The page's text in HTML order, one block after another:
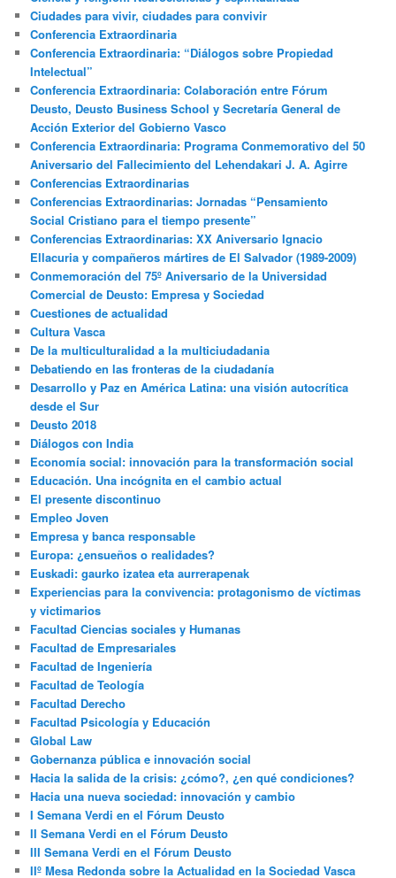
Ciudades para vivir, ciudades para convivir
Conferencia Extraordinaria
Conferencia Extraordinaria: “Diálogos sobre Propiedad
Intelectual”
Conferencia Extraordinaria: Colaboración entre Fórum
Deusto, Deusto Business School y Secretaría General de
Acción Exterior del Gobierno Vasco
Conferencia Extraordinaria: Programa Conmemorativo del 50
Aniversario del Fallecimiento del Lehendakari J. A. Agirre
Conferencias Extraordinarias
Conferencias Extraordinarias: Jornadas “Pensamiento
Social Cristiano para el tiempo presente”
Conferencias Extraordinarias: XX Aniversario Ignacio
Ellacuria y compañeros mártires de El Salvador (1989-2009)
Conmemoración del 75º Aniversario de la Universidad
Comercial de Deusto: Empresa y Sociedad
Cuestiones de actualidad
Cultura Vasca
De la multiculturalidad a la multiciudadania
Debatiendo en las fronteras de la ciudadanía
Desarrollo y Paz en América Latina: una visión autocrítica
desde el Sur
Deusto 2018
Diálogos con India
Economía social: innovación para la transformación social
Educación. Una incógnita en el cambio actual
El presente discontinuo
Empleo Joven
Empresa y banca responsable
Europa: ¿ensueños o realidades?
Euskadi: gaurko izatea eta aurrerapenak
Experiencias para la convivencia: protagonismo de víctimas
y victimarios
Facultad Ciencias sociales y Humanas
Facultad de Empresariales
Facultad de Ingeniería
Facultad de Teología
Facultad Derecho
Facultad Psicología y Educación
Global Law
Gobernanza pública e innovación social
Hacia la salida de la crisis: ¿cómo?, ¿en qué condiciones?
Hacia una nueva sociedad: innovación y cambio
I Semana Verdi en el Fórum Deusto
II Semana Verdi en el Fórum Deusto
III Semana Verdi en el Fórum Deusto
IIº Mesa Redonda sobre la Actualidad en la Sociedad Vasca